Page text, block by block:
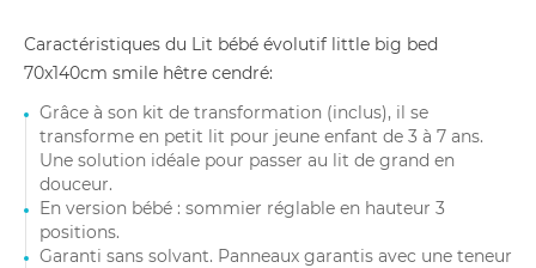
Caractéristiques du Lit bébé évolutif little big bed
70x140cm smile hêtre cendré:
Grâce à son kit de transformation (inclus), il se
transforme en petit lit pour jeune enfant de 3 à 7 ans.
Une solution idéale pour passer au lit de grand en
douceur.
En version bébé : sommier réglable en hauteur 3
positions.
Garanti sans solvant. Panneaux garantis avec une teneur